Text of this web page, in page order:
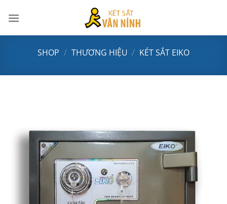
qua
SHOP / THƯƠNG HIỆU / KÉT SẮT EIKO